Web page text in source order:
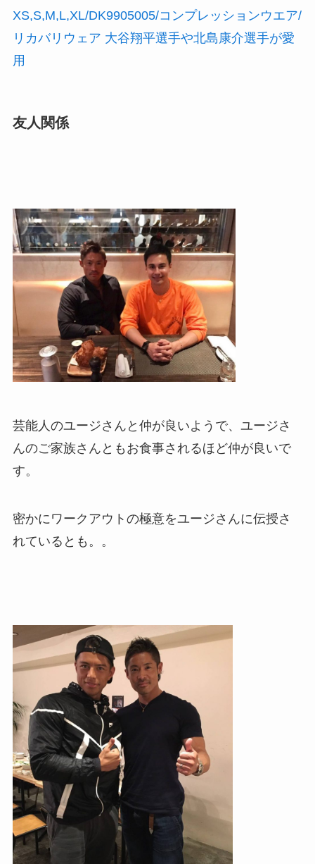
XS,S,M,L,XL/DK9905005/コンプレッションウエア/
リカバリウェア 大谷翔平選手や北島康介選手が愛
用
友人関係
芸能人のユージさんと仲が良いようで、ユージさ
んのご家族さんともお食事されるほど仲が良いで
す。
密かにワークアウトの極意をユージさんに伝授さ
れているとも。。